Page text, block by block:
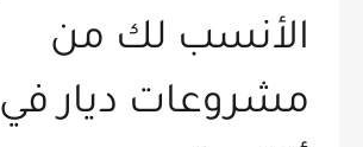
الأنسب لك من
مشروعات ديار في